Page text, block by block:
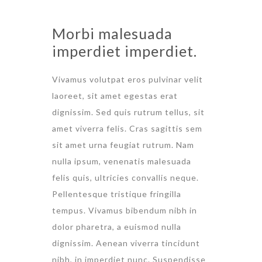
Morbi malesuada
imperdiet imperdiet.
Vivamus volutpat eros pulvinar velit
laoreet, sit amet egestas erat
dignissim. Sed quis rutrum tellus, sit
amet viverra felis. Cras sagittis sem
sit amet urna feugiat rutrum. Nam
nulla ipsum, venenatis malesuada
felis quis, ultricies convallis neque.
Pellentesque tristique fringilla
tempus. Vivamus bibendum nibh in
dolor pharetra, a euismod nulla
dignissim. Aenean viverra tincidunt
nibh, in imperdiet nunc. Suspendisse